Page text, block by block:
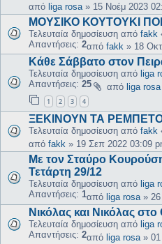
από liga rosa » 15 Νοέμ 2023
ΜΟΥΣΙΚΟ ΚΟΥΤΟΥΚΙ
Τελευταία δημοσίευση από fakk
Απαντήσεις: 2από fakk » 18
Κάθε Σάββατο στον
Τελευταία δημοσίευση από liga
Απαντήσεις: 25 από liga rosa
1 2 3 4
ΞΕΚΙΝΟΥΝ ΤΑ
Τελευταία δημοσίευση από fakk
από fakk » 19 Σεπ 2022 03:09
Με τον Σταύρο
Τετάρτη 29/12
Τελευταία δημοσίευση από liga
Απαντήσεις: 1από liga rosa»
Νικόλας και Νικόλας
Τελευταία δημοσίευση από liga
Απαντήσεις: 2από liga rosa»